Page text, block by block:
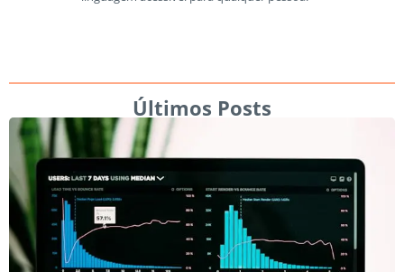
Últimos Posts